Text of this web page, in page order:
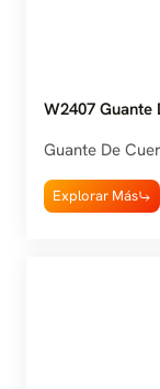
W2407 Guante
Guante De
Explorar Más